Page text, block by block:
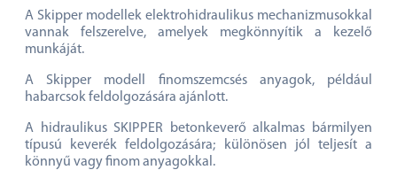
A Skipper modellek elektrohidraulikus mechanizmusokkal
vannak felszerelve, amelyek megkönnyítik a kezelő
munkáját.
A Skipper modell finomszemcsés anyagok, például
habarcsok feldolgozására ajánlott.
A hidraulikus SKIPPER betonkeverő alkalmas bármilyen
típusú keverék feldolgozására; különösen jól teljesít a
könnyű vagy finom anyagokkal.